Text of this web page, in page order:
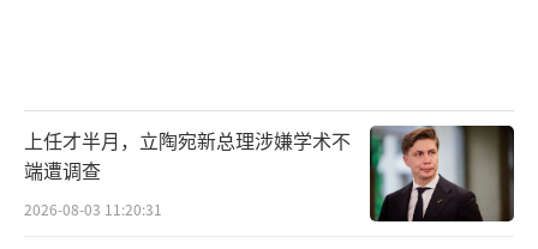
上任才半月，立陶宛新总理涉嫌学术不
端遭调查
2026-08-03 11:20:31